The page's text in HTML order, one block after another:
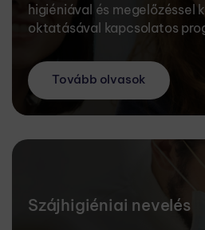
higiéniával és megelőzéssel
oktatásával kapcsolatos
Tovább olvasok
Szájhigiéniai nevelés